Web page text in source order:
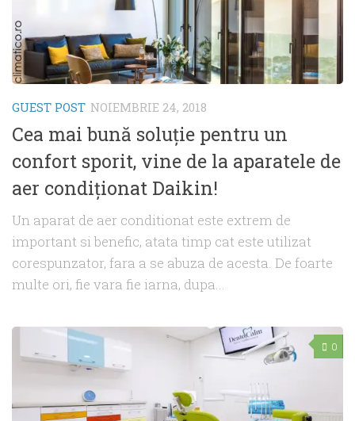
GUEST POST NOIEMBRIE 24, 2018
Cea mai bună soluţie pentru un
confort sporit, vine de la aparatele de
aer condiţionat Daikin!
Un aparat de aer conditionat este extrem de
important si benefic, atata timp cat este utilizat
corespunzator, fara a se abuza de acesta. De foarte
multe ori, fie vara fie iarna, dupa...
0